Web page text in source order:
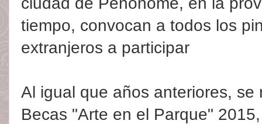
tiempo, convocan a todos los
extranjeros a participar
Al igual que años anteriores, se
Becas "Arte en el Parque"